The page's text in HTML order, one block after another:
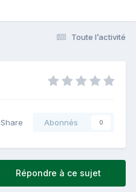
Toute l’activité
Share Abonnés 0
Répondre à ce sujet